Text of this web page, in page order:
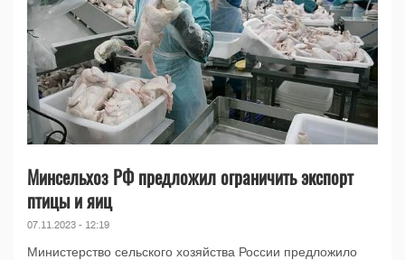
Минсельхоз РФ предложил ограничить экспорт
птицы и яиц
07.11.2023 - 12:19
Министерство сельского хозяйства России предложило